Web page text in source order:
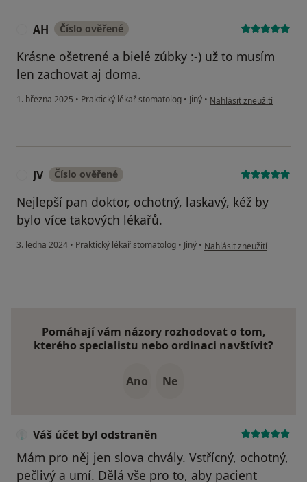
AH Číslo ověřené
Krásne ošetrené a bielé zúbky :-) už to musím
len zachovat aj doma.
1. března 2025 • Praktický lékař stomatolog • Jiný • podle názoru uživatele
Nahlásit zneužití
JV Číslo ověřené
Nejlepší pan doktor, ochotný, laskavý, kéž by
bylo více takových lékařů.
3. ledna 2024 • Praktický lékař stomatolog • Jiný • podle názoru uživatele JV
Nahlásit zneužití
Pomáhají vám názory rozhodovat o tom,
kterého specialistu nebo ordinaci navštívit?
Ano Ne
Váš účet byl odstraněn
Mám pro něj jen slova chvály. Vstřícný, ochotný,
pečlivý a umí. Dělá vše pro to, aby pacient